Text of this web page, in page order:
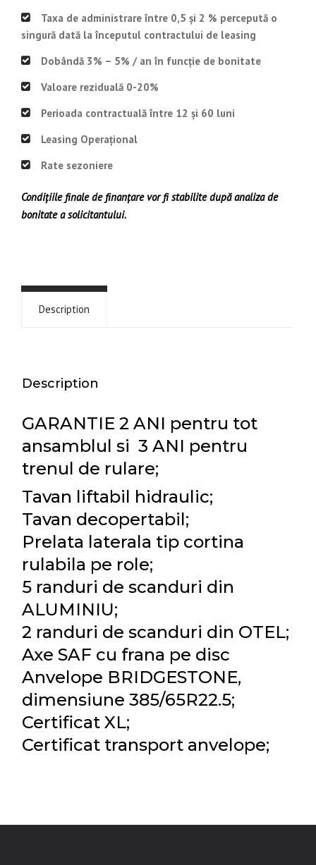
Taxa de administrare între 0,5 și 2 % percepută o
singură dată la începutul contractului de leasing
Dobândă 3% – 5% / an în funcție de bonitate
Valoare reziduală 0-20%
Perioada contractuală între 12 și 60 luni
Leasing Operațional
Rate sezoniere
Condițiile finale de finanțare vor fi stabilite după analiza de
bonitate a solicitantului.
Description
Description
GARANTIE 2 ANI pentru tot
ansamblul si 3 ANI pentru
trenul de rulare;
Tavan liftabil hidraulic;
Tavan decopertabil;
Prelata laterala tip cortina
rulabila pe role;
5 randuri de scanduri din
ALUMINIU;
2 randuri de scanduri din OTEL;
Axe SAF cu frana pe disc
Anvelope BRIDGESTONE,
dimensiune 385/65R22.5;
Certificat XL;
Certificat transport anvelope;